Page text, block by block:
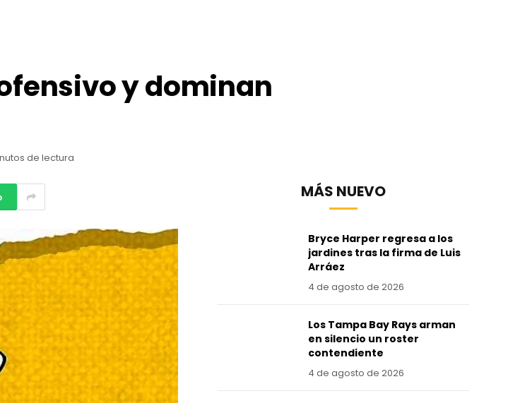
y dominan
de lectura
MÁS NUEVO
Bryce Harper regresa a los
jardines tras la firma de Luis
Arráez
4 de agosto de 2026
Los Tampa Bay Rays arman
en silencio un roster
contendiente
4 de agosto de 2026